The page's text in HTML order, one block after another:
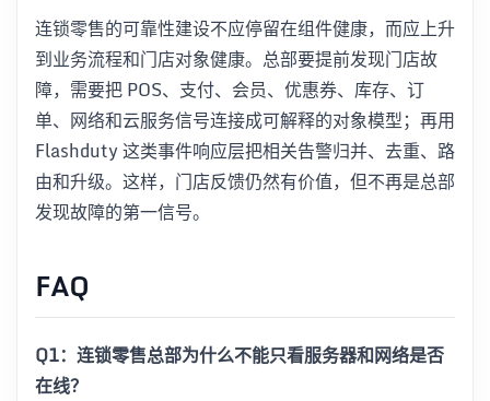
连锁零售的可靠性建设不应停留在组件健康，而应上升
到业务流程和门店对象健康。总部要提前发现门店故
障，需要把 POS、支付、会员、优惠券、库存、订
单、网络和云服务信号连接成可解释的对象模型；再用
Flashduty 这类事件响应层把相关告警归并、去重、路
由和升级。这样，门店反馈仍然有价值，但不再是总部
发现故障的第一信号。
FAQ
Q1：连锁零售总部为什么不能只看服务器和网络是否
在线？